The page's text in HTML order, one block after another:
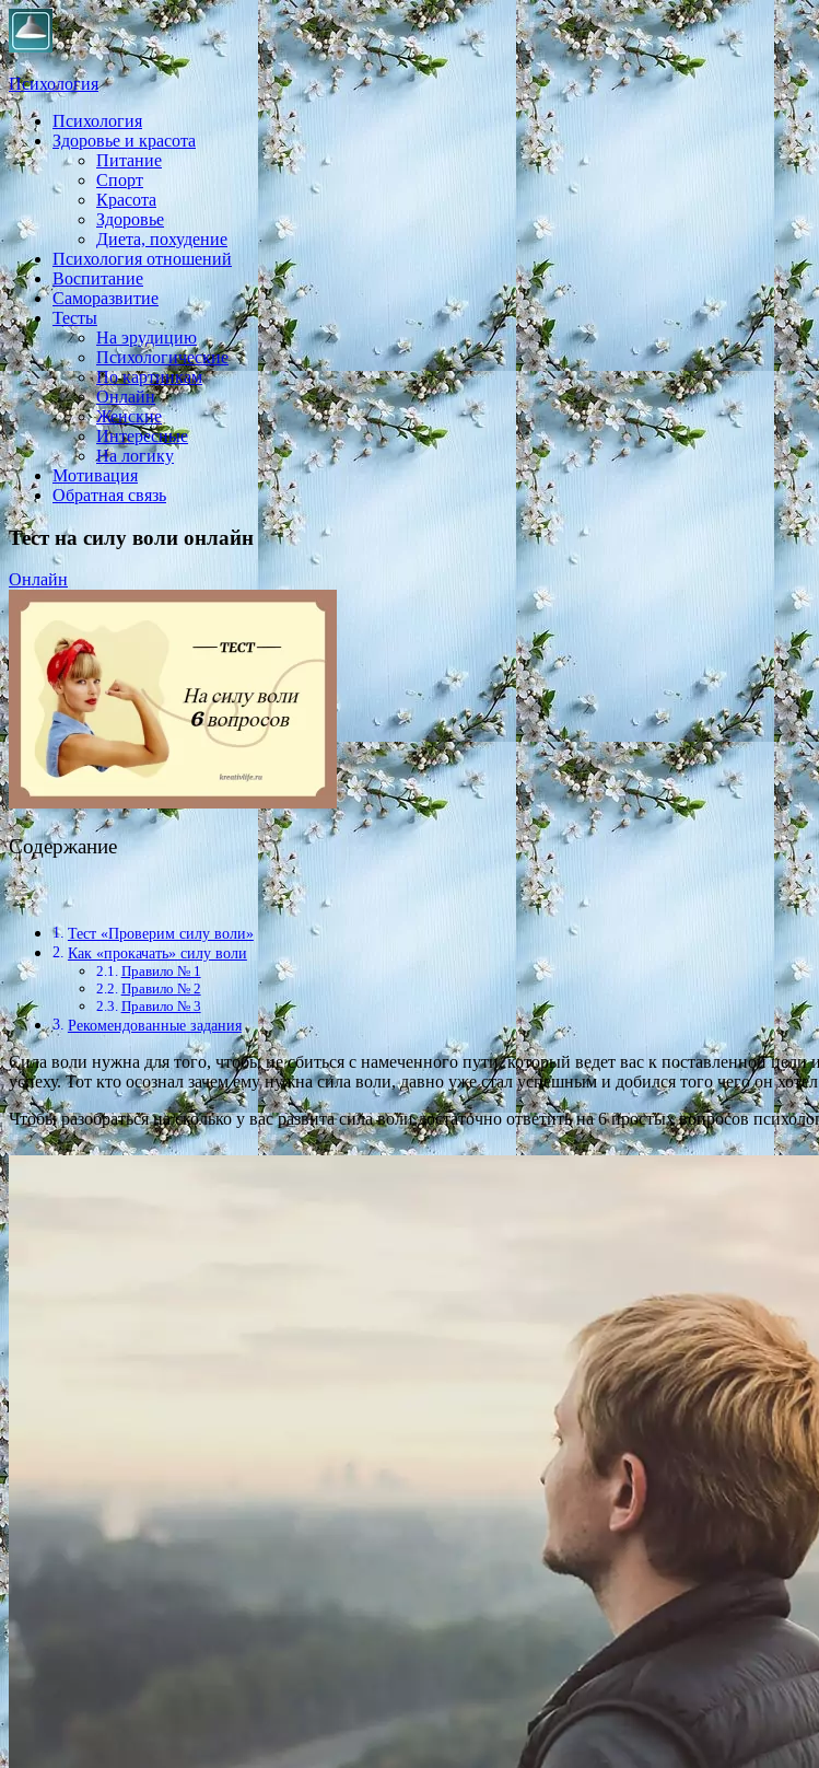
Психология
Практическая психология, личностный рост, экология, здоровье, воспитание,
Психология
Здоровье и красота
Питание
Спорт
Красота
Здоровье
Диета, похудение
Психология отношений
Воспитание
Саморазвитие
Тесты
На эрудицию
Психологические
По картинкам
Онлайн
Женские
Интересные
На логику
Мотивация
Обратная связь
Тест на силу воли онлайн
Онлайн
Содержание
Тест «Проверим силу воли»
Как «прокачать» силу воли
Правило № 1
Правило № 2
Правило № 3
Рекомендованные задания
Сила воли нужна для того, чтобы не сбиться с намеченного пути, который ведет вас к поставленной
успеху. Тот кто осознал зачем ему нужна сила воли, давно уже стал успешным и добился того чего он
Чтобы разобраться на сколько у вас развита сила воли достаточно ответить на 6 простых вопросов